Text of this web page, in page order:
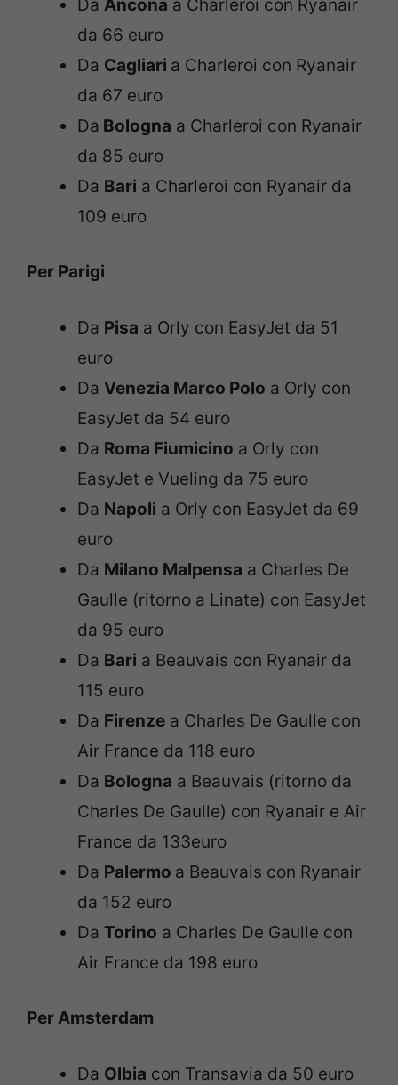
Da Ancona a Charleroi con Ryanair
da 66 euro
Da Cagliari a Charleroi con Ryanair
da 67 euro
Da Bologna a Charleroi con Ryanair
da 85 euro
Da Bari a Charleroi con Ryanair da
109 euro
Per Parigi
Da Pisa a Orly con EasyJet da 51
euro
Da Venezia Marco Polo a Orly con
EasyJet da 54 euro
Da Roma Fiumicino a Orly con
EasyJet e Vueling da 75 euro
Da Napoli a Orly con EasyJet da 69
euro
Da Milano Malpensa a Charles De
Gaulle (ritorno a Linate) con EasyJet
da 95 euro
Da Bari a Beauvais con Ryanair da
115 euro
Da Firenze a Charles De Gaulle con
Air France da 118 euro
Da Bologna a Beauvais (ritorno da
Charles De Gaulle) con Ryanair e Air
France da 133euro
Da Palermo a Beauvais con Ryanair
da 152 euro
Da Torino a Charles De Gaulle con
Air France da 198 euro
Per Amsterdam
Da Olbia con Transavia da 50 euro